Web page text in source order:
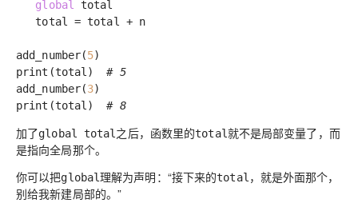
global
total
total = total + n
add_number(5)
print(total)# 5
add_number(3)
print(total)# 8
加了global total 之后，函数里的total就不是局部变量了，而
是指向全局那个。
你可以把global理解为声明 ：“接下来的total ，就是外面那个，
别给我新建局部的。”